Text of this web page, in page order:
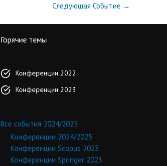
Следующая Событие →
Горячие темы
Конференции 2022
Конференции 2023
Все события 2024/2025
Конференции 2024/2025
Конференции Scopus 2023
Конференции Springer 2023